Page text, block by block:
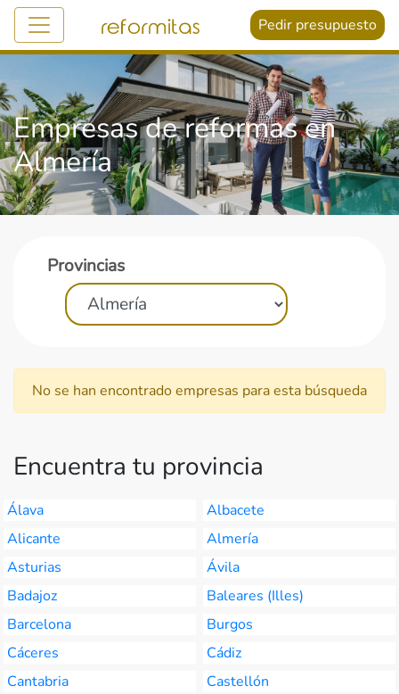
Pedir presupuesto
Empresas de reformas en
Almería
Provincias
No se han encontrado empresas para esta búsqueda
Encuentra tu provincia
Álava
Albacete
Alicante
Almería
Asturias
Ávila
Badajoz
Baleares (Illes)
Barcelona
Burgos
Cáceres
Cádiz
Cantabria
Castellón